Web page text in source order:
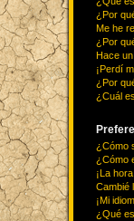
¿Por
Me he
¿Por
Hace
¡Perdí
¿Por
¿Cuál
¿Cómo
¿Cómo
¡La
Cambié
¡Mi
¿Qué